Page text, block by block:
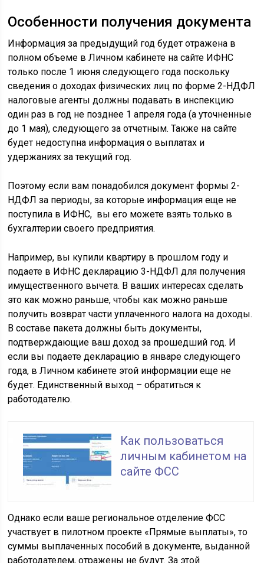
Особенности получения документа
Информация за предыдущий год будет отражена в
полном объеме в Личном кабинете на сайте ИФНС
только после 1 июня следующего года поскольку
сведения о доходах физических лиц по форме 2-НДФЛ
налоговые агенты должны подавать в инспекцию
один раз в год не позднее 1 апреля года (а уточненные
до 1 мая), следующего за отчетным. Также на сайте
будет недоступна информация о выплатах и
удержаниях за текущий год.
Поэтому если вам понадобился документ формы 2-
НДФЛ за периоды, за которые информация еще не
поступила в ИФНС, вы его можете взять только в
бухгалтерии своего предприятия.
Например, вы купили квартиру в прошлом году и
подаете в ИФНС декларацию 3-НДФЛ для получения
имущественного вычета. В ваших интересах сделать
это как можно раньше, чтобы как можно раньше
получить возврат части уплаченного налога на доходы.
В составе пакета должны быть документы,
подтверждающие ваш доход за прошедший год. И
если вы подаете декларацию в январе следующего
года, в Личном кабинете этой информации еще не
будет. Единственный выход – обратиться к
работодателю.
Как пользоваться
личным кабинетом на
сайте ФСС
Однако если ваше региональное отделение ФСС
участвует в пилотном проекте «Прямые выплаты», то
суммы выплаченных пособий в документе, выданной
работодателем, отражены не будут. За этой